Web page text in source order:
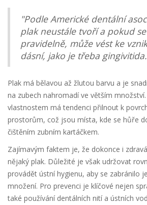
"Podle Americké dentální
plak neustále tvoří a pokud
pravidelně, může vést ke
dásní, jako je třeba
Plak má bělavou až žlutou barvu a je
na zubech nahromadí ve větším
vlastnostem má tendenci přilnout k
prostorům, což jsou místa, kde se hůře
čištěním zubním kartáčkem.
Zajímavým faktem je, že dokonce i
nějaký plak. Důležité je však udržovat
provádět ústní hygienu, aby se zabránilo
množení. Pro prevenci je klíčové nejen
také používání dentálních nití a ústních